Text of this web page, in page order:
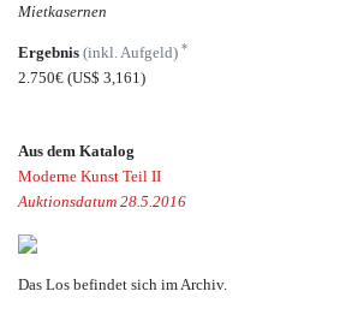
Mietkasernen
Ergebnis (inkl. Aufgeld) *
2.750€ (US$ 3,161)
Aus dem Katalog
Moderne Kunst Teil II
Auktionsdatum 28.5.2016
Das Los befindet sich im Archiv.